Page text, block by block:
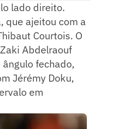
lado direito.
que ajeitou com a
Courtois. O
Abdelraouf
fechado,
Jérémy Doku,
em